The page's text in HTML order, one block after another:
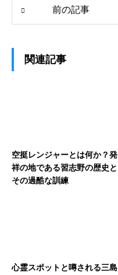
前の記事
関連記事
空挺レンジャーとは何か？発
祥の地である習志野の歴史と
その過酷な訓練
心霊スポットと噂される三島